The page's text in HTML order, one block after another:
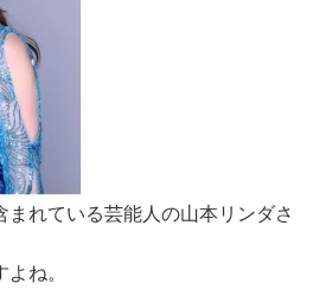
れている芸能人の山本リンダさ
ね。